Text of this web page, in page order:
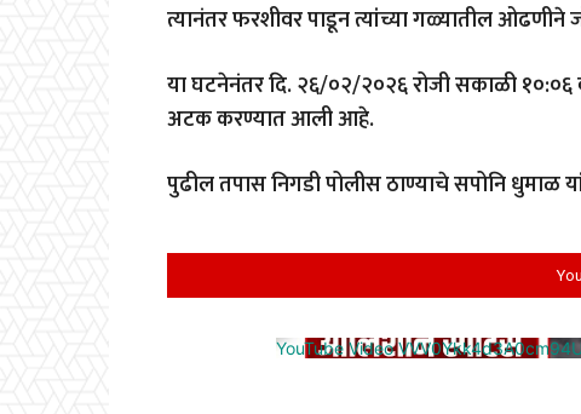
त्यानंतर फरशीवर पाडून त्यांच्या गळ्यातील
या घटनेनंतर दि. २६/०२/२०२६ रोजी सकाळी
अटक करण्यात आली आहे.
पुढील तपास निगडी पोलीस ठाण्याचे सपोनि धुमाळ
YouTube Video